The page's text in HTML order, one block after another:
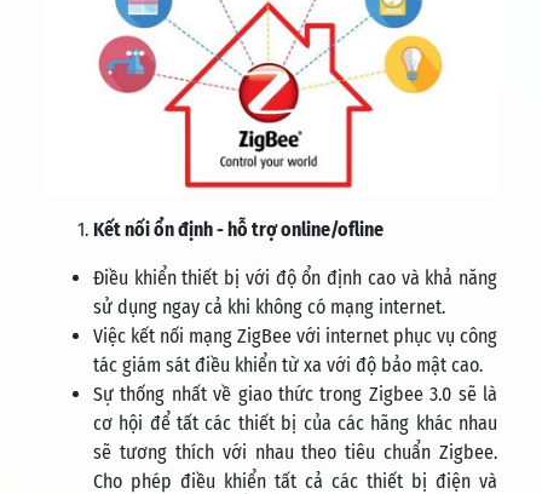
Kết nối ổn định - hỗ trợ online/ofline
Điều khiển thiết bị với độ ổn định cao và khả năng
sử dụng ngay cả khi không có mạng internet.
Việc kết nối mạng ZigBee với internet phục vụ công
tác giám sát điều khiển từ xa với độ bảo mật cao.
Sự thống nhất về giao thức trong Zigbee 3.0 sẽ là
cơ hội để tất các thiết bị của các hãng khác nhau
sẽ tương thích với nhau theo tiêu chuẩn Zigbee.
Cho phép điều khiển tất cả các thiết bị điện và